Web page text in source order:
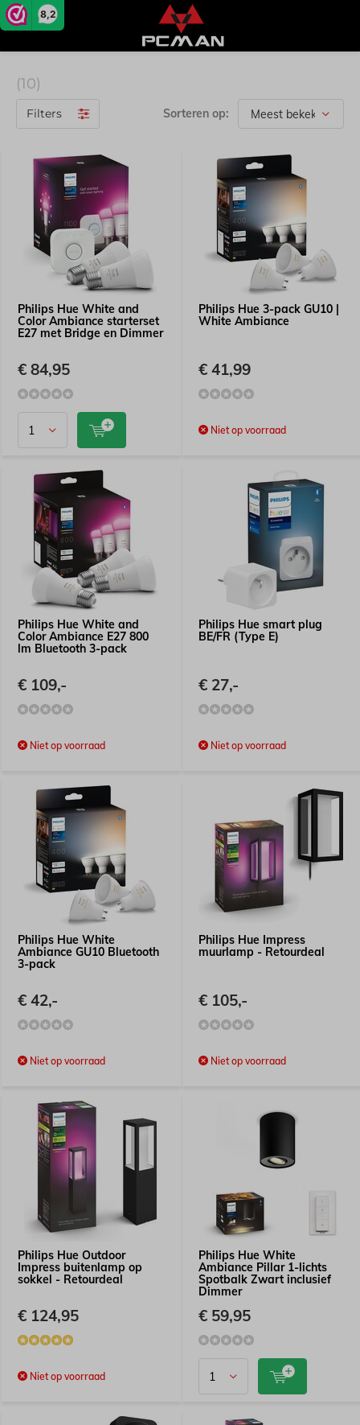
8,2
(10)
Filters Sorteren op:
Philips Hue White and
Color Ambiance starterset
E27 met Bridge en Dimmer
€ 84,95
Philips Hue 3-pack GU10 |
White Ambiance
€ 41,99
Niet op voorraad
Philips Hue White and
Color Ambiance E27 800
lm Bluetooth 3-pack
€ 109,-
Niet op voorraad
Philips Hue smart plug
BE/FR (Type E)
€ 27,-
Niet op voorraad
Philips Hue White
Ambiance GU10 Bluetooth
3-pack
€ 42,-
Niet op voorraad
Philips Hue Impress
muurlamp - Retourdeal
€ 105,-
Niet op voorraad
Philips Hue Outdoor
Impress buitenlamp op
sokkel - Retourdeal
€ 124,95
Niet op voorraad
Philips Hue White
Ambiance Pillar 1-lichts
Spotbalk Zwart inclusief
Dimmer
€ 59,95